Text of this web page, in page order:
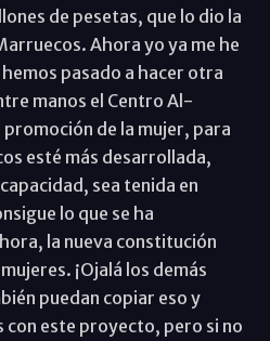
de pesetas, que lo dio la
Ahora yo ya me he
pasado a hacer otra
manos el Centro Al-
de la mujer, para
esté más desarrollada,
sea tenida en
lo que se ha
la nueva constitución
¡Ojalá los demás
puedan copiar eso y
este proyecto, pero si no